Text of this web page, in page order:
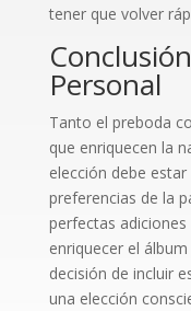
tener que volver
Personal
Tanto el preboda
que enriquecen la
elección debe
preferencias de la
perfectas
enriquecer el
decisión de incluir
una elección